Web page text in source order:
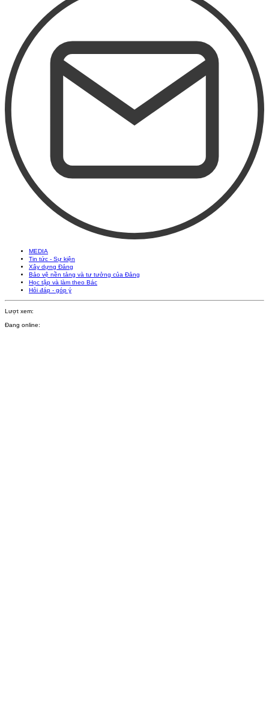
MEDIA
Tin tức - Sự kiện
Xây dựng Đảng
Bảo vệ nền tảng và tư tưởng của Đảng
Học tập và làm theo Bác
Hỏi đáp - góp ý
Lượt xem:
Đang online: